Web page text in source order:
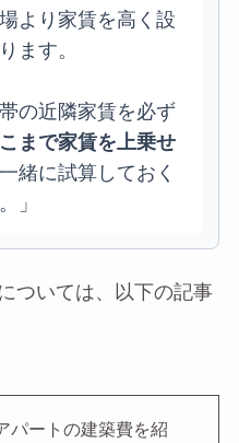
より家賃を高く設
ます。
の近隣家賃を必ず
まで家賃を上乗せ
緒に試算しておく
」
ついては、以下の記事
パートの建築費を紹